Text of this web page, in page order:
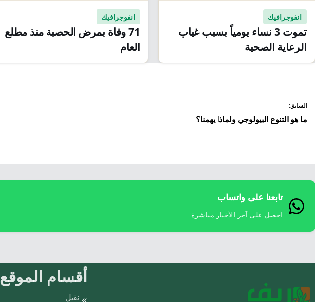
انفوجرافيك
تموت 3 نساء يومياً بسبب غياب
الرعاية الصحية
انفوجرافيك
71 وفاة بمرض الحصبة منذ مطلع
العام
المقالات
السابق:
ما هو التنوع البيولوجي ولماذا يهمنا؟
تابعنا على واتساب
احصل على آخر الأخبار مباشرة
أقسام الموقع
نقيل